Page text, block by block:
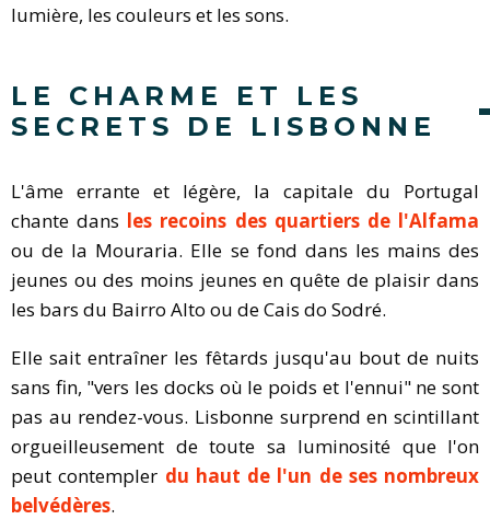
lumière, les couleurs et les sons.
LE CHARME ET LES
SECRETS DE LISBONNE
L'âme errante et légère, la capitale du Portugal
chante dans les recoins des quartiers de l'Alfama
ou de la Mouraria. Elle se fond dans les mains des
jeunes ou des moins jeunes en quête de plaisir dans
les bars du Bairro Alto ou de Cais do Sodré.
Elle sait entraîner les fêtards jusqu'au bout de nuits
sans fin, "vers les docks où le poids et l'ennui" ne sont
pas au rendez-vous. Lisbonne surprend en scintillant
orgueilleusement de toute sa luminosité que l'on
peut contempler du haut de l'un de ses nombreux
belvédères.